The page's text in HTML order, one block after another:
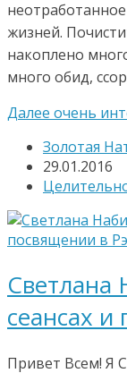
жизней.
накоплено
много обид,
Далее очень
Золотая
29.01.2016
Светлана
сеансах
Привет Всем! Я